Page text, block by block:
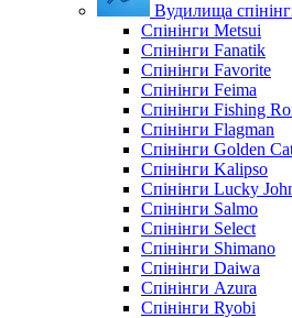
Вудилища
Спінінги Metsui
Спінінги Fanatik
Спінінги Favorite
Спінінги Feima
Спінінги Fishing
Спінінги Flagman
Спінінги Golden
Спінінги Kalipso
Спінінги Lucky
Спінінги Salmo
Спінінги Select
Спінінги Shimano
Спінінги Daiwa
Спінінги Azura
Спінінги Ryobi